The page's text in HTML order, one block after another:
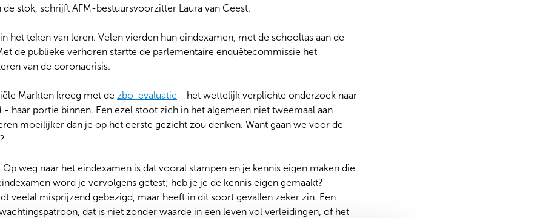
stok, schrijft AFM-bestuursvoorzitter Laura van Geest.
het teken van leren. Velen vierden hun eindexamen, met de schooltas aan de
de publieke verhoren startte de parlementaire enquêtecommissie het
van de coronacrisis.
Markten kreeg met de zbo-evaluatie - het wettelijk verplichte onderzoek naar
- haar portie binnen. Een ezel stoot zich in het algemeen niet tweemaal aan
moeilijker dan je op het eerste gezicht zou denken. Want gaan we voor de
weg naar het eindexamen is dat vooral stampen en je kennis eigen maken die
word je vervolgens getest; heb je je de kennis eigen gemaakt?
veelal misprijzend gebezigd, maar heeft in dit soort gevallen zeker zin. Een
dat is niet zonder waarde in een leven vol verleidingen, of het